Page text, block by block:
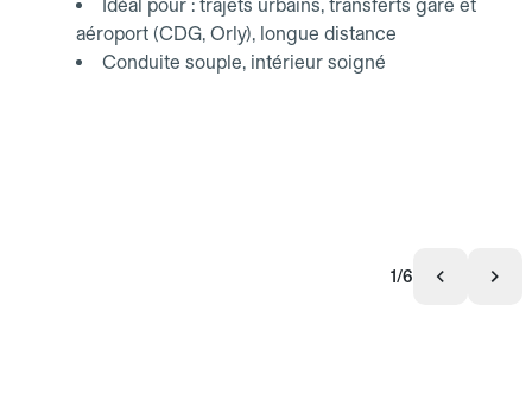
Idéal pour : trajets urbains, transferts gare et
aéroport (CDG, Orly), longue distance
Conduite souple, intérieur soigné
1/6